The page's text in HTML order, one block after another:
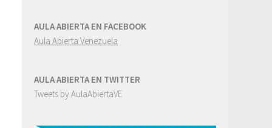
AULA ABIERTA EN FACEBOOK
Aula Abierta Venezuela
AULA ABIERTA EN TWITTER
Tweets by AulaAbiertaVE